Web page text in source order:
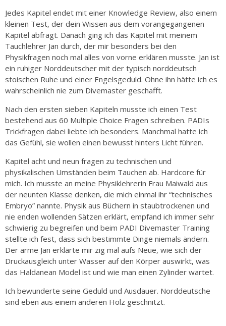
Jedes Kapitel endet mit einer Knowledge Review, also einem
kleinen Test, der dein Wissen aus dem vorangegangenen
Kapitel abfragt. Danach ging ich das Kapitel mit meinem
Tauchlehrer Jan durch, der mir besonders bei den
Physikfragen noch mal alles von vorne erklären musste. Jan ist
ein ruhiger Norddeutscher mit der typisch norddeutsch
stoischen Ruhe und einer Engelsgeduld. Ohne ihn hätte ich es
wahrscheinlich nie zum Divemaster geschafft.
Nach den ersten sieben Kapiteln musste ich einen Test
bestehend aus 60 Multiple Choice Fragen schreiben. PADIs
Trickfragen dabei liebte ich besonders. Manchmal hatte ich
das Gefühl, sie wollen einen bewusst hinters Licht führen.
Kapitel acht und neun fragen zu technischen und
physikalischen Umständen beim Tauchen ab. Hardcore für
mich. Ich musste an meine Physiklehrerin Frau Maiwald aus
der neunten Klasse denken, die mich einmal ihr “technisches
Embryo” nannte. Physik aus Büchern in staubtrockenen und
nie enden wollenden Sätzen erklärt, empfand ich immer sehr
schwierig zu begreifen und beim PADI Divemaster Training
stellte ich fest, dass sich bestimmte Dinge niemals ändern.
Der arme Jan erklärte mir zig mal aufs Neue, wie sich der
Druckausgleich unter Wasser auf den Körper auswirkt, was
das Haldanean Model ist und wie man einen Zylinder wartet.
Ich bewunderte seine Geduld und Ausdauer. Norddeutsche
sind eben aus einem anderen Holz geschnitzt.